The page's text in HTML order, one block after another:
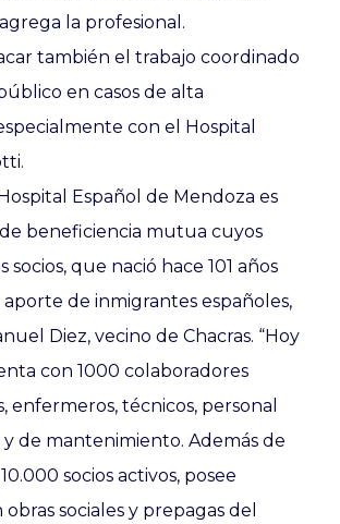
la profesional.
también el trabajo coordinado
en casos de alta
con el Hospital
Español de Mendoza es
beneficiencia mutua cuyos
socios, que nació hace 101 años
aporte de inmigrantes españoles,
Diez, vecino de Chacras. “Hoy
con 1000 colaboradores
enfermeros, técnicos, personal
de mantenimiento. Además de
socios activos, posee
sociales y prepagas del